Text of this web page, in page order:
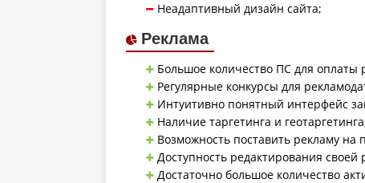
Неадаптивный дизайн сайта;
Реклама
Большое количество ПС для оплаты
Регулярные конкурсы для
Интуитивно понятный интерфейс
Наличие таргетинга и
Возможность поставить рекламу на
Доступность редактирования
Достаточно большое количество